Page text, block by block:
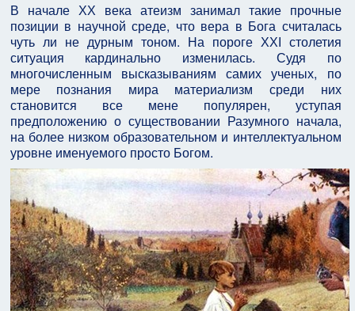
В начале ХХ века атеизм занимал такие прочные
позиции в научной среде, что вера в Бога считалась
чуть ли не дурным тоном. На пороге ХХІ столетия
ситуация кардинально изменилась. Судя по
многочисленным высказываниям самих ученых, по
мере познания мира материализм среди них
становится все мене популярен, уступая
предположению о существовании Разумного начала,
на более низком образовательном и интеллектуальном
уровне именуемого просто Богом.